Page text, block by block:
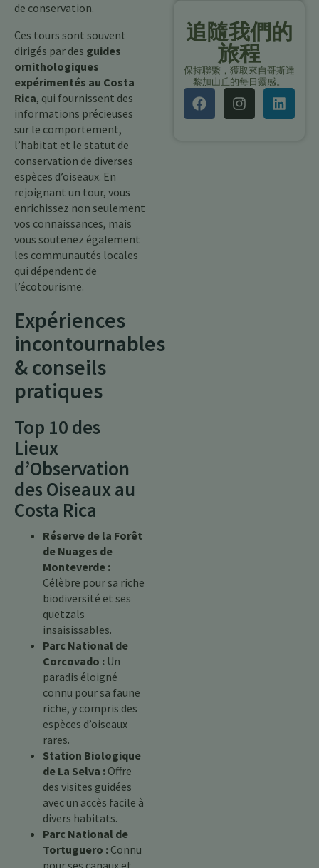
de conservation.
Ces tours sont souvent
dirigés par des guides
ornithologiques
expérimentés au Costa
Rica, qui fournissent des
informations précieuses
sur le comportement,
l’habitat et le statut de
conservation de diverses
espèces d’oiseaux. En
rejoignant un tour, vous
enrichissez non seulement
vos connaissances, mais
vous soutenez également
les communautés locales
qui dépendent de
l’écotourisme.
Expériences
incontournables
& conseils
pratiques
Top 10 des
Lieux
d’Observation
des Oiseaux au
Costa Rica
Réserve de la Forêt
de Nuages de
Monteverde :
Célèbre pour sa riche
biodiversité et ses
quetzals
insaisissables.
Parc National de
Corcovado : Un
paradis éloigné
connu pour sa faune
riche, y compris des
espèces d’oiseaux
rares.
Station Biologique
de La Selva : Offre
des visites guidées
avec un accès facile à
divers habitats.
Parc National de
Tortuguero : Connu
pour ses canaux et
追隨我們的
旅程
保持聯繫，獲取來自哥斯達
黎加山丘的每日靈感。